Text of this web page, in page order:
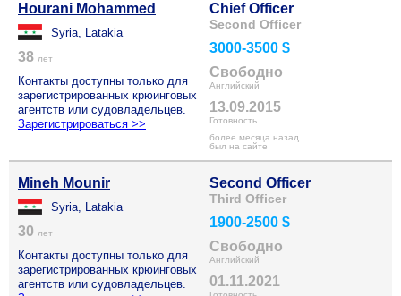
Hourani Mohammed
Syria, Latakia
38 лет
Контакты доступны только для
зарегистрированных крюинговых
агентств или судовладельцев.
Зарегистрироваться >>
Chief Officer
Second Officer
3000-3500 $
Свободно
Английский
13.09.2015
Готовность
более месяца назад
был на сайте
Mineh Mounir
Syria, Latakia
30 лет
Контакты доступны только для
зарегистрированных крюинговых
агентств или судовладельцев.
Second Officer
Third Officer
1900-2500 $
Свободно
Английский
01.11.2021